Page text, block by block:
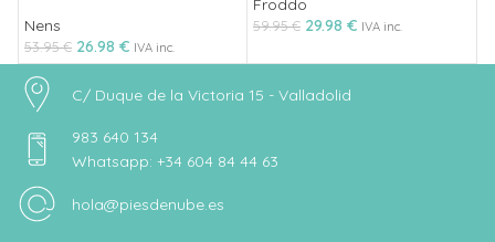
Nens
53.95€ 26.98 € IVA inc.
Froddo
59.95€ 29.98 € IVA inc.
C/ Duque de la Victoria 15 - Valladolid
983 640 134
Whatsapp: +34 604 84 44 63
hola@piesdenube.es